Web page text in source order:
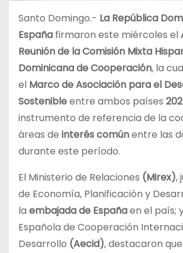
Santo Domingo.- La República
España firmaron este miércoles el
Reunión de la Comisión Mixta
Dominicana de Cooperación, la
el Marco de Asociación para el
Sostenibleentre ambos países
instrumento de referencia de la
áreas de interés comúnentre las
durante este período.
El Ministerio de Relaciones (Mirex),
de Economía, Planificación y
la embajada de Españaen el país;
Española de Cooperación
Desarrollo (Aecid), destacaron